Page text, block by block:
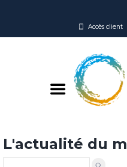
Accès client
L'actualité du